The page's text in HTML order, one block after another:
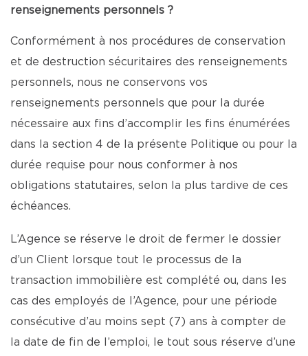
renseignements personnels ?
Conformément à nos procédures de conservation
et de destruction sécuritaires des renseignements
personnels, nous ne conservons vos
renseignements personnels que pour la durée
nécessaire aux fins d’accomplir les fins énumérées
dans la section 4 de la présente Politique ou pour la
durée requise pour nous conformer à nos
obligations statutaires, selon la plus tardive de ces
échéances.
L’Agence se réserve le droit de fermer le dossier
d’un Client lorsque tout le processus de la
transaction immobilière est complété ou, dans les
cas des employés de l’Agence, pour une période
consécutive d’au moins sept (7) ans à compter de
la date de fin de l’emploi, le tout sous réserve d’une